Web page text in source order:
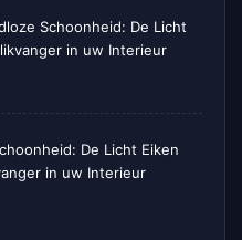
Schoonheid: De Licht
in uw Interieur
De Licht Eiken
in uw Interieur